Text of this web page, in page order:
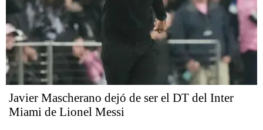
Javier Mascherano dejó de ser el DT del Inter
Miami de Lionel Messi